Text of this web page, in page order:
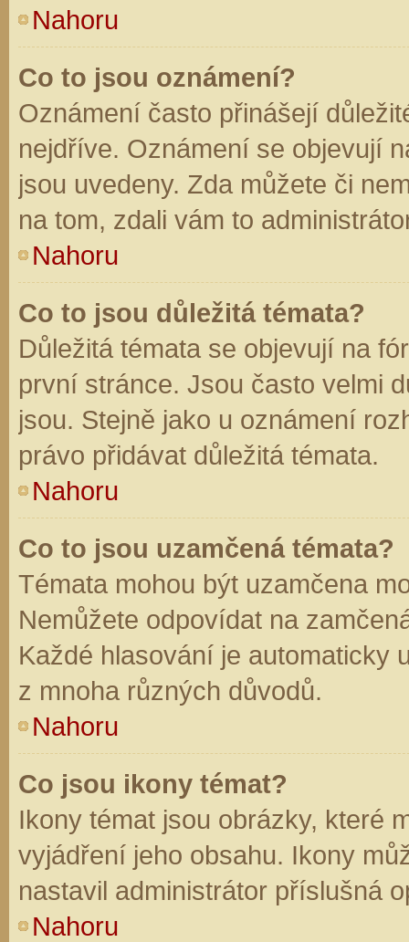
Nahoru
Co to jsou oznámení?
Oznámení často přinášejí
nejdříve. Oznámení se objevují
jsou uvedeny. Zda můžete či
na tom, zdali vám to
Nahoru
Co to jsou důležitá témata?
Důležitá témata se objevují na
první stránce. Jsou často velmi
jsou. Stejně jako u oznámení
právo přidávat důležitá témata.
Nahoru
Co to jsou uzamčená témata?
Témata mohou být uzamčena
Nemůžete odpovídat na
Každé hlasování je automaticky
z mnoha různých důvodů.
Nahoru
Co jsou ikony témat?
Ikony témat jsou obrázky, které
vyjádření jeho obsahu. Ikony
nastavil administrátor příslušná
Nahoru